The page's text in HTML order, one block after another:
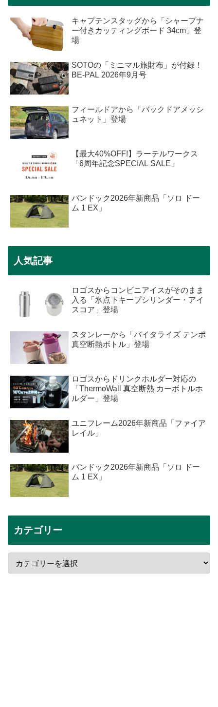
キャプテンスタッグから「シャープナ
ー付きカッティングボード 34cm」登
場
SOTOの「ミニマル旅財布」が付録！
BE-PAL 2026年9月号
フィールドアから「バックドアメッシ
ュネット」登場
【最大40%OFF!】ラーテルワークス
「6周年記念SPECIAL SALE」
バンドック2026年新商品「ソロ ドー
ム 1 EX」
人気記事
ロゴスからコンビニアイスがそのまま
入る「氷点下キープシリンダー・アイ
スコア」登場
スタンレーから「バイタライズ テンポ
真空断熱ボトル」登場
ロゴスからドリンクホルダー対応の
「ThermoWall 真空断熱 カーボトルホ
ルダー」登場
ユニフレーム2026年新商品「ファイア
レイル」
バンドック2026年新商品「ソロ ドー
ム 1 EX」
カテゴリー